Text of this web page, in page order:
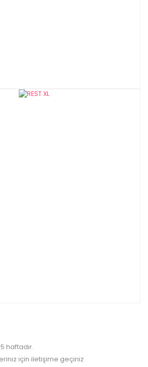
haftadır.
için iletişime geçiniz